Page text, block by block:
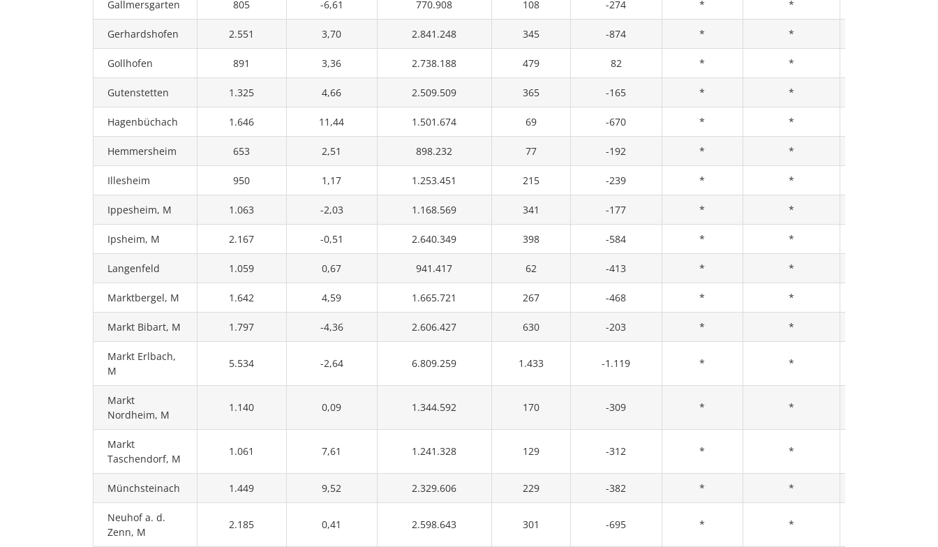
Gallmersgarten 805 -6,61 770.908 108 -274 * *
Gerhardshofen 2.551 3,70 2.841.248 345 -874 * *
Gollhofen 891 3,36 2.738.188 479 82 * *
Gutenstetten 1.325 4,66 2.509.509 365 -165 * *
Hagenbüchach 1.646 11,44 1.501.674 69 -670 * *
Hemmersheim 653 2,51 898.232 77 -192 * *
Illesheim 950 1,17 1.253.451 215 -239 * *
Ippesheim, M 1.063 -2,03 1.168.569 341 -177 * *
Ipsheim, M 2.167 -0,51 2.640.349 398 -584 * *
Langenfeld 1.059 0,67 941.417 62 -413 * *
Marktbergel, M 1.642 4,59 1.665.721 267 -468 * *
Markt Bibart, M 1.797 -4,36 2.606.427 630 -203 * *
Markt Erlbach,
M
5.534 -2,64 6.809.259 1.433 -1.119 * *
Markt
Nordheim, M
1.140 0,09 1.344.592 170 -309 * *
Markt
Taschendorf, M
1.061 7,61 1.241.328 129 -312 * *
Münchsteinach 1.449 9,52 2.329.606 229 -382 * *
Neuhof a. d.
Zenn, M
2.185 0,41 2.598.643 301 -695 * *